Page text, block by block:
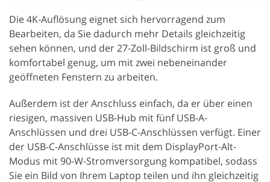
Die 4K-Auflösung eignet sich hervorragend zum
Bearbeiten, da Sie dadurch mehr Details gleichzeitig
sehen können, und der 27-Zoll-Bildschirm ist groß und
komfortabel genug, um mit zwei nebeneinander
geöffneten Fenstern zu arbeiten.
Außerdem ist der Anschluss einfach, da er über einen
riesigen, massiven USB-Hub mit fünf USB-A-
Anschlüssen und drei USB-C-Anschlüssen verfügt. Einer
der USB-C-Anschlüsse ist mit dem DisplayPort-Alt-
Modus mit 90-W-Stromversorgung kompatibel, sodass
Sie ein Bild von Ihrem Laptop teilen und ihn gleichzeitig